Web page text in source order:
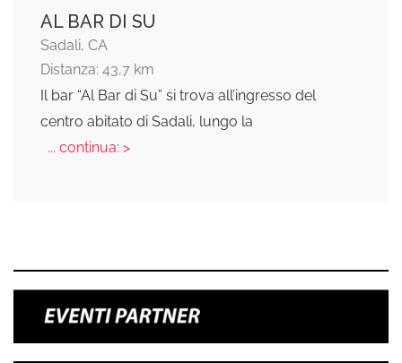
AL BAR DI SU
Sadali, CA
Distanza: 43,7 km
Il bar “Al Bar di Su” si trova all’ingresso del
centro abitato di Sadali, lungo la
... continua: >